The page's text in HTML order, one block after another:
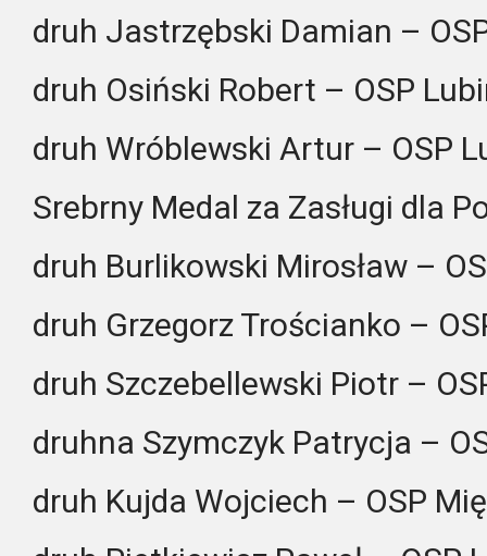
druh Jastrzębski Damian –
druh Osiński Robert – OSP
druh Wróblewski Artur – OSP
Srebrny Medal za Zasługi dla
druh Burlikowski Mirosław –
druh Grzegorz Trościanko –
druh Szczebellewski Piotr –
druhna Szymczyk Patrycja –
druh Kujda Wojciech – OSP